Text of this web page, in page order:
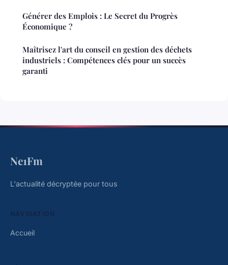
Générer des Emplois : Le Secret du Progrès
Économique ?
Maîtrisez l'art du conseil en gestion des déchets
industriels : Compétences clés pour un succès
garanti
Ne1Fm
L'actualité décryptée pour tous
NAVIGATION
Accueil